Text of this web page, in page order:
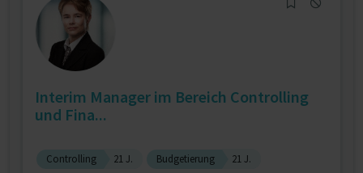
Interim Manager im Bereich Controlling
und Fina...
Controlling 21 J. Budgetierung
21 J.